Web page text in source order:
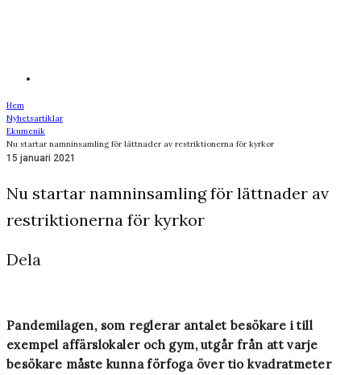
Hem
Nyhetsartiklar
Ekumenik
Nu startar namninsamling för lättnader av restriktionerna för kyrkor
15 januari 2021
Nu startar namninsamling för lättnader av
restriktionerna för kyrkor
Dela
Pandemilagen, som reglerar antalet besökare i till
exempel affärslokaler och gym, utgår från att varje
besökare måste kunna förfoga över tio kvadratmeter